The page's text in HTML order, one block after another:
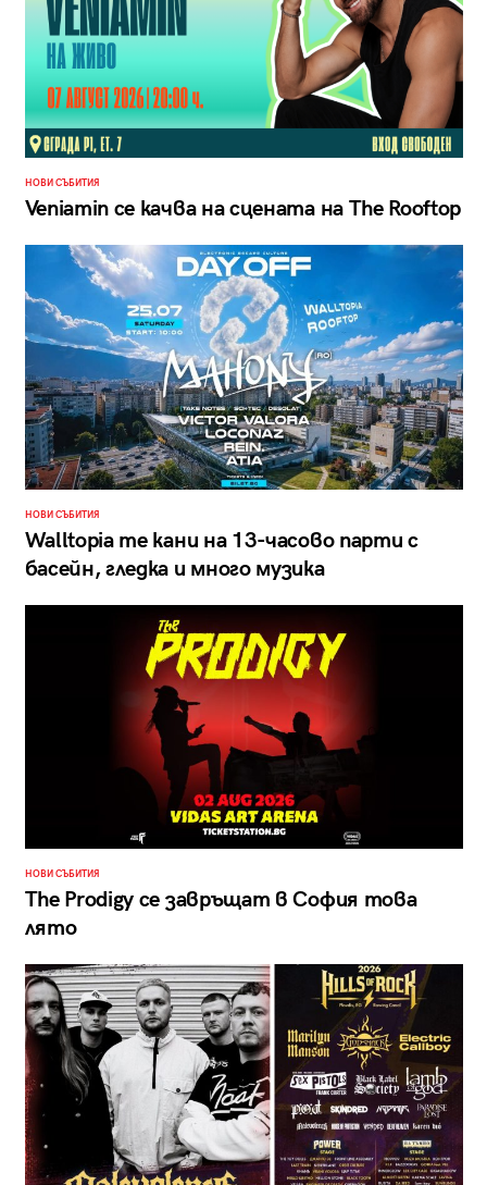
НОВИ СЪБИТИЯ
Veniamin се качва на сцената на The Rooftop
НОВИ СЪБИТИЯ
Walltopia те кани на 13-часово парти с
басейн, гледка и много музика
НОВИ СЪБИТИЯ
The Prodigy се завръщат в София това
лято